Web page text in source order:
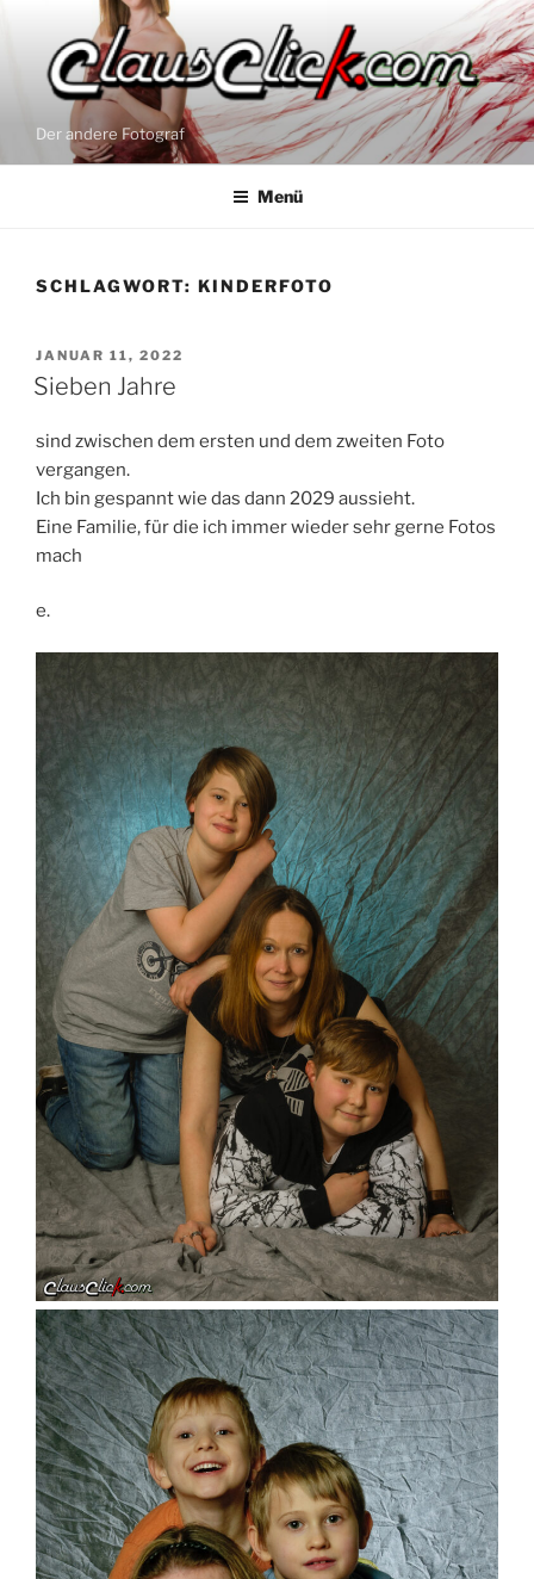
springen
Der andere Fotograf
Menü
SCHLAGWORT: KINDERFOTO
VERÖFFENTLICHT
AM
JANUAR 11, 2022
Sieben Jahre
sind zwischen dem ersten und dem zweiten Foto
vergangen.
Ich bin gespannt wie das dann 2029 aussieht.
Eine Familie, für die ich immer wieder sehr gerne Fotos
mach
e.